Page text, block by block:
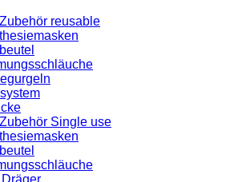
reusable
Single use
Dräger